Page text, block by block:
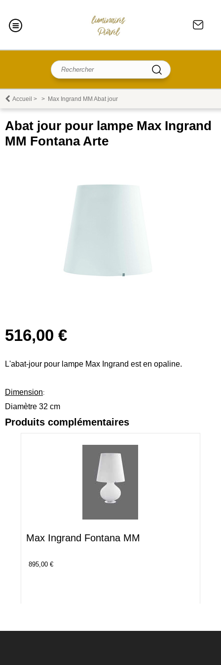
Accueil > > Max Ingrand MM Abat jour
Abat jour pour lampe Max Ingrand
MM Fontana Arte
516,00 €
L'abat-jour pour lampe Max Ingrand est en opaline.
Dimension:
Diamètre 32 cm
Produits complémentaires
Max Ingrand Fontana MM
895,00 €